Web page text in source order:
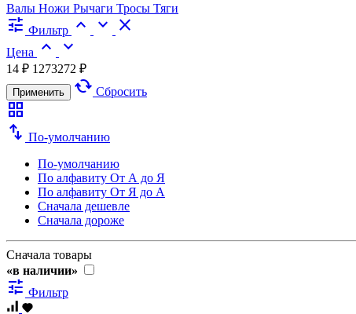
Валы Ножи Рычаги Тросы Тяги
tune Фильтр expand_less expand_more close
Цена expand_less expand_more
14 ₽ 1273272 ₽
Применить cached Сбросить
grid_view
swap_vert По-умолчанию
По-умолчанию
По алфавиту От А до Я
По алфавиту От Я до А
Сначала дешевле
Сначала дороже
Сначала товары
«в наличии»
tune Фильтр